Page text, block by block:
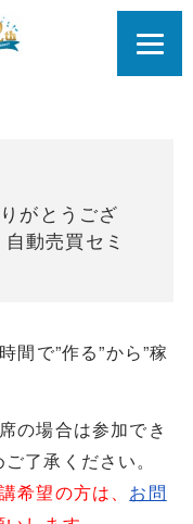
がとうござ
動売買セミ
間で”作る”から”稼
の場合は参加でき
了承ください。
希望の方は、 お問